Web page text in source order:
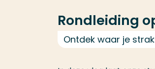
Rondleiding
Ontdek waar je